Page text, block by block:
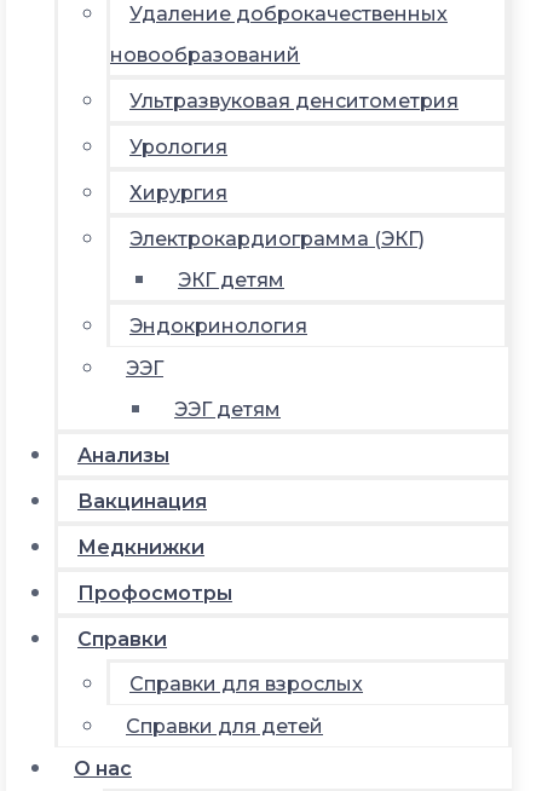
Удаление доброкачественных
новообразований
Ультразвуковая денситометрия
Урология
Хирургия
Электрокардиограмма (ЭКГ)
ЭКГ детям
Эндокринология
ЭЭГ
ЭЭГ детям
Анализы
Вакцинация
Медкнижки
Профосмотры
Справки
Справки для взрослых
Справки для детей
О нас